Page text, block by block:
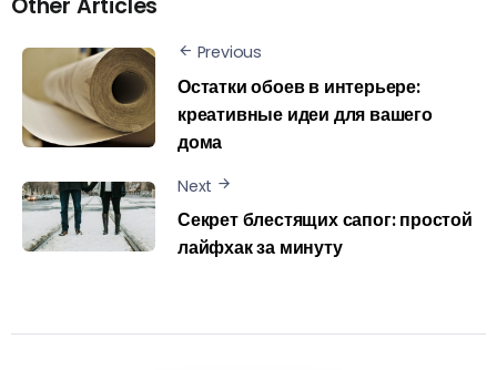
Other Articles
Previous
Остатки обоев в интерьере:
креативные идеи для вашего
дома
Next
Секрет блестящих сапог: простой
лайфхак за минуту